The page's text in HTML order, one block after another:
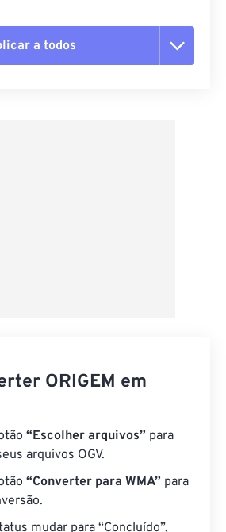
a todos
ORIGEM em
“Escolher arquivos” para
arquivos OGV.
“Converter para WMA” para
mudar para “Concluído”,